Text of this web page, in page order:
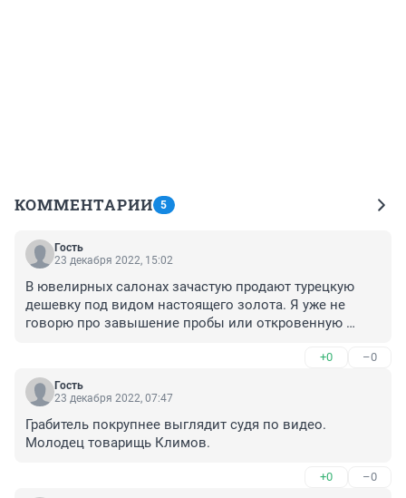
КОММЕНТАРИИ 5
Гость
23 декабря 2022, 15:02
В ювелирных салонах зачастую продают турецкую
дешевку под видом настоящего золота. Я уже не
говорю про завышение пробы или откровенную
+0 –0
Гость
23 декабря 2022, 07:47
Грабитель покрупнее выглядит судя по видео.
Молодец товарищь Климов.
+0 –0